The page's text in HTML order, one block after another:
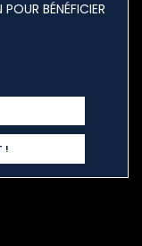
BÉNÉFICIER